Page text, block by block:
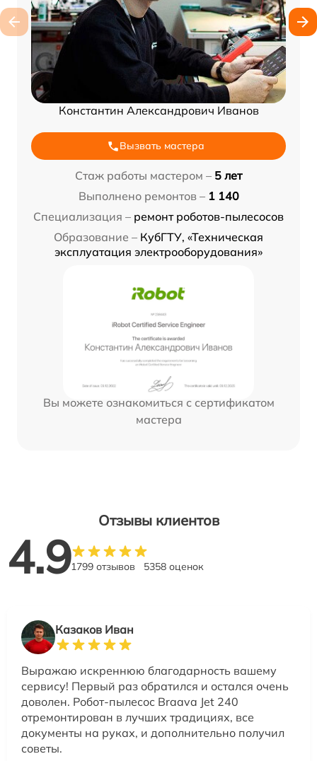
Константин Александрович Иванов
Вызвать мастера
Стаж работы мастером – 5 лет
Выполнено ремонтов – 1 140
Специализация – ремонт роботов-пылесосов
Образование – КубГТУ, «Техническая
эксплуатация электрооборудования»
Вы можете ознакомиться с сертификатом
мастера
Отзывы клиентов
4.91799 отзывов 5358 оценок
Казаков Иван
Выражаю искреннюю благодарность вашему
сервису! Первый раз обратился и остался очень
доволен. Робот-пылесос Braava Jet 240
отремонтирован в лучших традициях, все
документы на руках, и дополнительно получил
советы.